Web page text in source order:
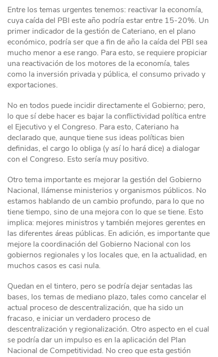
Entre los temas urgentes tenemos: reactivar la economía,
cuya caída del PBI este año podría estar entre 15-20%. Un
primer indicador de la gestión de Cateriano, en el plano
económico, podría ser que a fin de año la caída del PBI sea
mucho menor a ese rango. Para esto, se requiere propiciar
una reactivación de los motores de la economía, tales
como la inversión privada y pública, el consumo privado y
exportaciones.
No en todos puede incidir directamente el Gobierno; pero,
lo que sí debe hacer es bajar la conflictividad política entre
el Ejecutivo y el Congreso. Para esto, Cateriano ha
declarado que, aunque tiene sus ideas políticas bien
definidas, el cargo lo obliga (y así lo hará dice) a dialogar
con el Congreso. Esto sería muy positivo.
Otro tema importante es mejorar la gestión del Gobierno
Nacional, llámense ministerios y organismos públicos. No
estamos hablando de un cambio profundo, para lo que no
tiene tiempo, sino de una mejora con lo que se tiene. Esto
implica: mejores ministros y también mejores gerentes en
las diferentes áreas públicas. En adición, es importante que
mejore la coordinación del Gobierno Nacional con los
gobiernos regionales y los locales que, en la actualidad, en
muchos casos es casi nula.
Quedan en el tintero, pero se podría dejar sentadas las
bases, los temas de mediano plazo, tales como cancelar el
actual proceso de descentralización, que ha sido un
fracaso, e iniciar un verdadero proceso de
descentralización y regionalización. Otro aspecto en el cual
se podría dar un impulso es en la aplicación del Plan
Nacional de Competitividad. No creo que esta gestión